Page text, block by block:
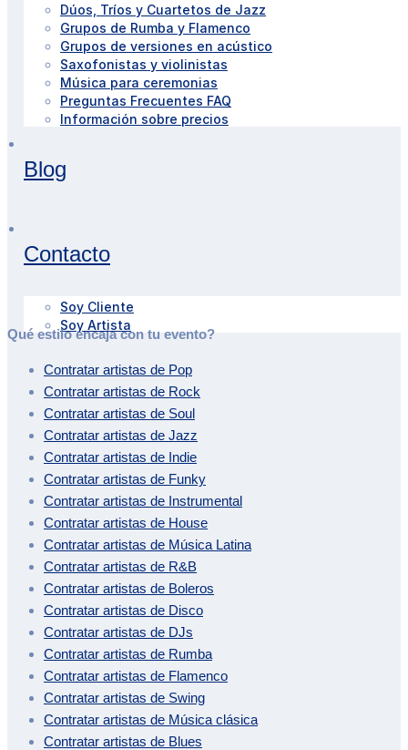
Dúos, Tríos y Cuartetos de Jazz
Grupos de Rumba y Flamenco
Grupos de versiones en acústico
Saxofonistas y violinistas
Música para ceremonias
Preguntas Frecuentes FAQ
Información sobre precios
Blog
Contacto
Soy Cliente
Soy Artista
Qué estilo encaja con tu evento?
Contratar artistas de Pop
Contratar artistas de Rock
Contratar artistas de Soul
Contratar artistas de Jazz
Contratar artistas de Indie
Contratar artistas de Funky
Contratar artistas de Instrumental
Contratar artistas de House
Contratar artistas de Música Latina
Contratar artistas de R&B
Contratar artistas de Boleros
Contratar artistas de Disco
Contratar artistas de DJs
Contratar artistas de Rumba
Contratar artistas de Flamenco
Contratar artistas de Swing
Contratar artistas de Música clásica
Contratar artistas de Blues